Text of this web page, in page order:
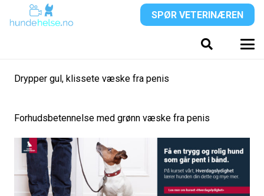
SPØR VETERINÆREN
Drypper gul, klissete væske fra penis
Forhudsbetennelse med grønn væske fra penis